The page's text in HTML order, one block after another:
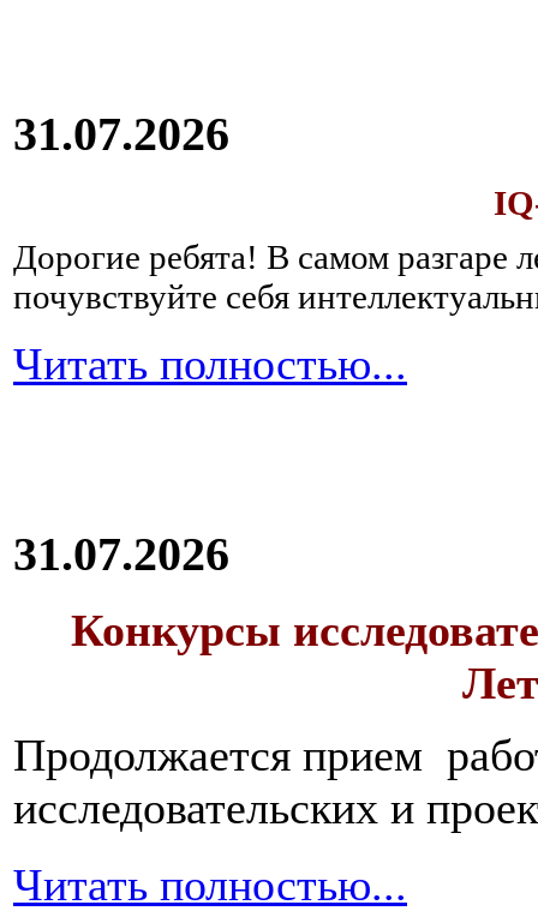
31.07.2026
Дорогие ребята! В самом разгаре
почувствуйте себя
Читать полностью...
31.07.2026
Конкурсы
Продолжается прием
исследовательских и
Читать полностью...